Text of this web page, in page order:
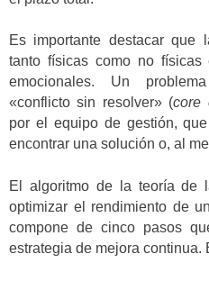
Es importante destacar que
tanto físicas como no
emocionales. Un
«conflicto sin resolver» (core
por el equipo de gestión,
encontrar una solución o, al
El algoritmo de la teoría de
optimizar el rendimiento de
compone de cinco pasos
estrategia de mejora continua.